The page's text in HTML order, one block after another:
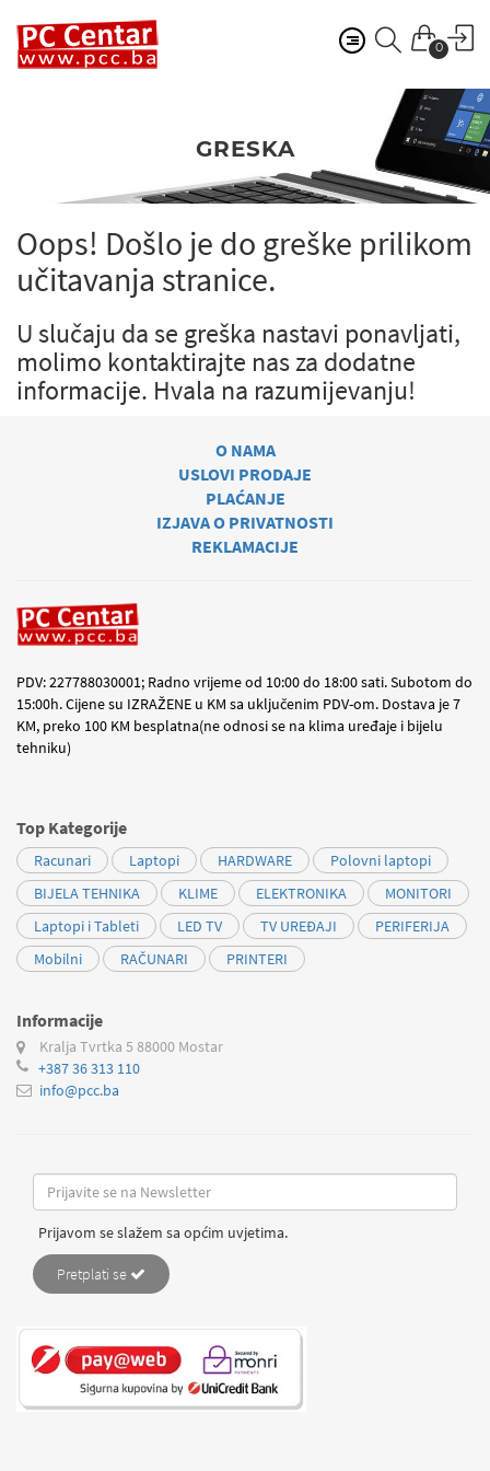
0
GRESKA
Oops! Došlo je do greške prilikom
učitavanja stranice.
U slučaju da se greška nastavi ponavljati,
molimo kontaktirajte nas za dodatne
informacije. Hvala na razumijevanju!
O NAMA
USLOVI PRODAJE
PLAĆANJE
IZJAVA O PRIVATNOSTI
REKLAMACIJE
PDV: 227788030001; Radno vrijeme od 10:00 do 18:00 sati. Subotom do
15:00h. Cijene su IZRAŽENE u KM sa uključenim PDV-om. Dostava je 7
KM, preko 100 KM besplatna(ne odnosi se na klima uređaje i bijelu
tehniku)
Top Kategorije
Racunari Laptopi HARDWARE
Polovni laptopi
BIJELA TEHNIKA
KLIME ELEKTRONIKA
MONITORI
Laptopi i Tableti
LED TV TV UREĐAJI
PERIFERIJA
Mobilni
RAČUNARI PRINTERI
Informacije
Kralja Tvrtka 5 88000 Mostar
+387 36 313 110
info@pcc.ba
Prijavom se slažem sa općim uvjetima.
Pretplati se